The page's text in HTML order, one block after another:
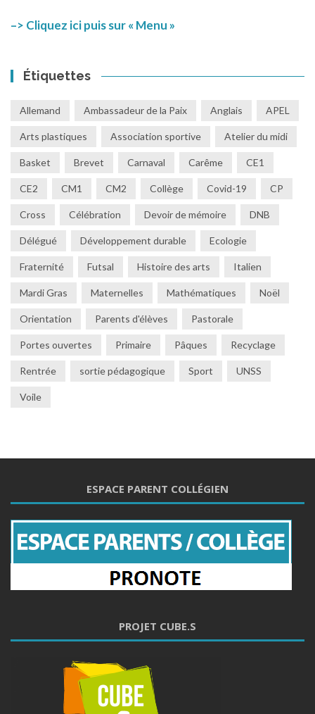
–> Cliquez ici puis sur « Menu »
Étiquettes
Allemand Ambassadeur de la Paix Anglais APEL
Arts plastiques Association sportive Atelier du midi
Basket Brevet Carnaval Carême CE1
CE2 CM1 CM2 Collège Covid-19 CP
Cross Célébration Devoir de mémoire DNB
Délégué Développement durable Ecologie
Fraternité Futsal Histoire des arts Italien
Mardi Gras Maternelles Mathématiques Noël
Orientation Parents d'élèves Pastorale
Portes ouvertes Primaire Pâques Recyclage
Rentrée sortie pédagogique Sport UNSS
Voile
ESPACE PARENT COLLÉGIEN
PROJET CUBE.S